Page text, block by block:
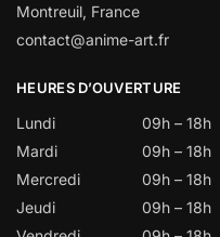
Montreuil, France
contact@anime-art.fr
HEURES D’OUVERTURE
Lundi
09h – 18h
Mardi
09h – 18h
Mercredi
09h – 18h
Jeudi
09h – 18h